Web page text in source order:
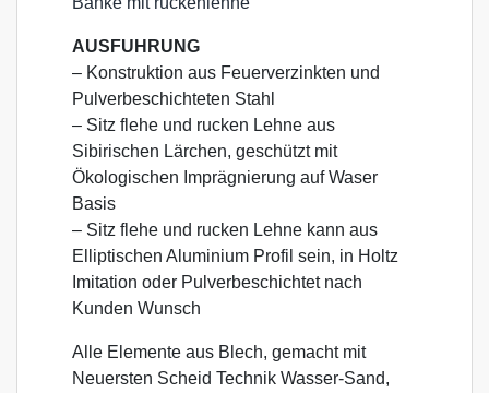
AUSFUHRUNG
– Konstruktion aus Feuerverzinkten und
Pulverbeschichteten Stahl
– Sitz flehe und rucken Lehne aus
Sibirischen Lärchen, geschützt mit
Ökologischen Imprägnierung auf Waser
Basis
– Sitz flehe und rucken Lehne kann aus
Elliptischen Aluminium Profil sein, in Holtz
Imitation oder Pulverbeschichtet nach
Kunden Wunsch
Alle Elemente aus Blech, gemacht mit
Neuersten Scheid Technik Wasser-Sand,